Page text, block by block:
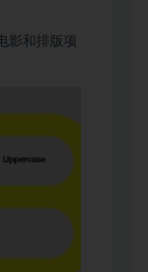
影和排版项